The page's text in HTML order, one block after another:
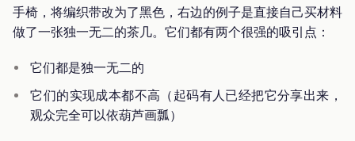
手椅，将编织带改为了黑色，右边的例子是直接自己买材料
做了一张独一无二的茶几。它们都有两个很强的吸引点：
它们都是独一无二的
它们的实现成本都不高（起码有人已经把它分享出来，
观众完全可以依葫芦画瓢）